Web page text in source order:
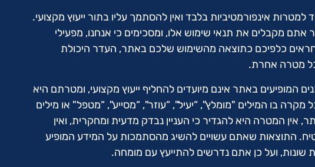
אינפורמטיביות בלבד ואין להסתמך עליו בתור ייעוץ מקצועי.
אתם מקבלים את תנאי שימוש אלו, ומסכימים כי אנחנו, מפעילי
כלפיכם כתוצאה מהשימוש שלכם באתר, העדר היכולת
מטרה אחרת.
המופיעים באתר אינם מיועדים להחליף ייעוץ מקצועי, ומטרתם היא
בו המילים "מומלץ", “יעיל", “עוזר", “מסייע", “מטפל" או מילים
אין המטרה היא להגדיר כי העניין נבדק מדעית ומחקרית, ואין
התוצאות שאתם עשויים להשיג מהסתמכות על המידע המופיע
שונות, ועל כן אתם נדרשים להתייעץ עם מומחה.